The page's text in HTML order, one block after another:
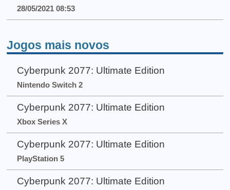
28/05/2021 08:53
Jogos mais novos
Cyberpunk 2077: Ultimate Edition
Nintendo Switch 2
Cyberpunk 2077: Ultimate Edition
Xbox Series X
Cyberpunk 2077: Ultimate Edition
PlayStation 5
Cyberpunk 2077: Ultimate Edition